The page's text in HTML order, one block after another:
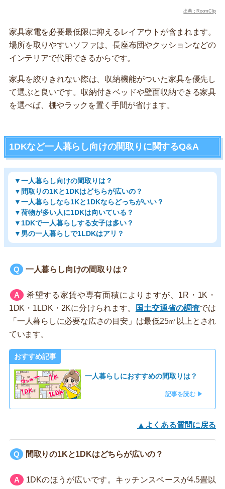
出典：RoomClip
家具家電を必要最低限に抑えるレイアウトが含まれます。
場所を取りやすいソファは、長座布団やクッションなどの
インテリアで代用できるからです。
家具を絞りきれない際は、収納機能がついた家具を優先し
て選ぶと良いです。収納付きベッドや壁面収納できる家具
を選べば、棚やラックを置く手間が省けます。
1DKなど一人暮らし向けの間取りに関するQ&A
▼一人暮らし向けの間取りは？
▼間取りの1Kと1DKはどちらが広いの？
▼一人暮らしなら1Kと1DKならどっちがいい？
▼荷物が多い人に1DKは向いている？
▼1DKで一人暮らしする女子は多い？
▼男の一人暮らしで1LDKはアリ？
一人暮らし向けの間取りは？
希望する家賃や専有面積によりますが、1R・1K・
1DK・1LDK・2Kに分けられます。
国土交通省の調査では
「一人暮らしに必要な広さの目安」は最低25㎡以上とされ
ています。
おすすめ記事
一人暮らしにおすすめの間取りは？
記事を読む ▶
▲よくある質問に戻る
間取りの1Kと1DKはどちらが広いの？
1DKのほうが広いです。キッチンスペースが4.5畳以